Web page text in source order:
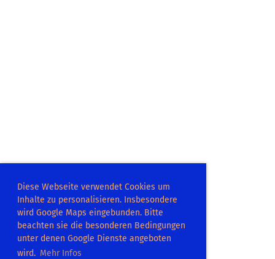
Diese Webseite verwendet Cookies um
Inhalte zu personalisieren. Insbesondere
wird Google Maps eingebunden. Bitte
beachten sie die besonderen Bedingungen
unter denen Google Dienste angeboten
wird. Mehr Infos